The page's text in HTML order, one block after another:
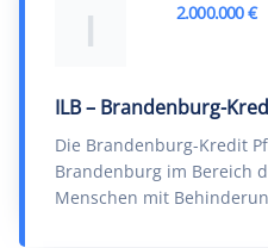
I
ILB – Brandenburg-
Die Brandenburg-Kredit
Brandenburg im Bereich
Menschen mit
2.000.000 €